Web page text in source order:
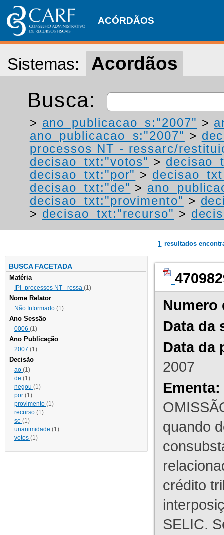
ACÓRDÃOS
Sistemas: Acordãos
Busca:
> ano_publicacao_s:"2007" >
ano_publicacao_s:"2007" >
processos NT - ressarc/
decisao_txt:"votos" >
decisao_txt:"por" >
decisao_txt:"de" >
decisao_txt:"provimento" >
> decisao_txt:"recurso" >
BUSCA FACETADA
Matéria
IPI- processos NT - ressa (1)
Nome Relator
Não Informado (1)
Ano Sessão
0006 (1)
Ano Publicação
2007 (1)
Decisão
ao (1)
de (1)
negou (1)
por (1)
provimento (1)
recurso (1)
se (1)
unanimidade (1)
votos (1)
1 resultados
Numero
Data da
Data da
2007
Ementa:
quando
crédito
SELIC.